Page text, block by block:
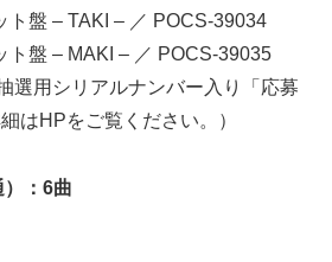
ト盤 – TAKI – ／ POCS-39034
ト盤 – MAKI – ／ POCS-39035
選用シリアルナンバー入り「応募
はHPをご覧ください。）
：6曲